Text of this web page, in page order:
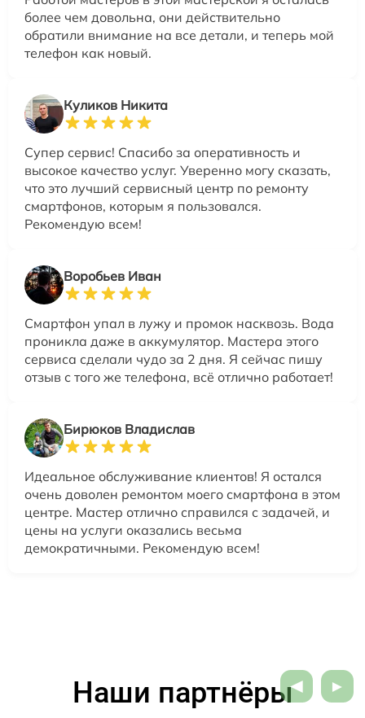
более чем довольна, они действительно
обратили внимание на все детали, и теперь мой
телефон как новый.
Куликов Никита
Супер сервис! Спасибо за оперативность и
высокое качество услуг. Уверенно могу сказать,
что это лучший сервисный центр по ремонту
смартфонов, которым я пользовался.
Рекомендую всем!
Воробьев Иван
Смартфон упал в лужу и промок насквозь. Вода
проникла даже в аккумулятор. Мастера этого
сервиса сделали чудо за 2 дня. Я сейчас пишу
отзыв с того же телефона, всё отлично работает!
Бирюков Владислав
Идеальное обслуживание клиентов! Я остался
очень доволен ремонтом моего смартфона в этом
центре. Мастер отлично справился с задачей, и
цены на услуги оказались весьма
демократичными. Рекомендую всем!
Наши партнёры